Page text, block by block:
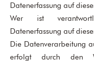
Datenerfassung auf
Wer ist
Datenerfassung auf
Die Datenverarbeitung
erfolgt durch den